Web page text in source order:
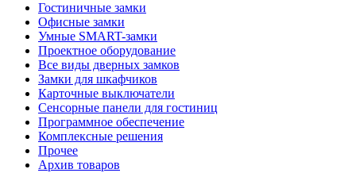
Гостиничные замки
Офисные замки
Умные SMART-замки
Проектное оборудование
Все виды дверных замков
Замки для шкафчиков
Карточные выключатели
Сенсорные панели для гостиниц
Программное обеспечение
Комплексные решения
Прочее
Архив товаров